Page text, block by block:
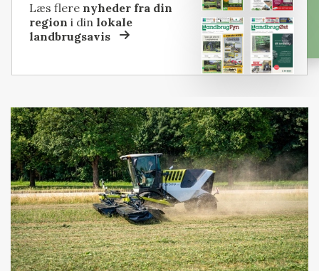
Læs flere nyheder fra din
region i dinlokale
landbrugsavis